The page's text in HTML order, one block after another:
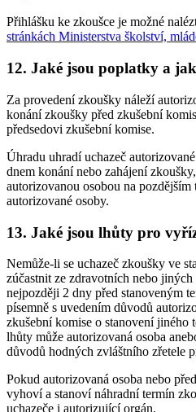
Přihlášku ke zkoušce je možné
stránkách Ministerstva školství,
12. Jaké jsou poplatky a
Za provedení zkoušky náleží
konání zkoušky před zkušební
předsedovi zkušební komise.
Úhradu uhradí uchazeč
dnem konání nebo zahájení
autorizovanou osobou na
autorizované osoby.
13. Jaké jsou lhůty pro
Nemůže-li se uchazeč zkoušky ve
zúčastnit ze zdravotních nebo
nejpozději 2 dny před stanoveným
písemně s uvedením důvodů
zkušební komise o stanovení jiného
lhůty může autorizovaná osoba
důvodů hodných zvláštního zřetele
Pokud autorizovaná osoba nebo
vyhoví a stanoví náhradní termín
uchazeče i autorizující orgán.